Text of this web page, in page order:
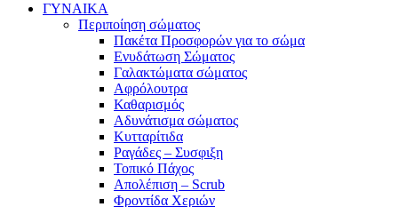
ΓΥΝΑΙΚΑ
Περιποίηση σώματος
Πακέτα Προσφορών για το σώμα
Ενυδάτωση Σώματος
Γαλακτώματα σώματος
Αφρόλουτρα
Καθαρισμός
Αδυνάτισμα σώματος
Κυτταρίτιδα
Ραγάδες – Συσφιξη
Τοπικό Πάχος
Απολέπιση – Scrub
Φροντίδα Χεριών